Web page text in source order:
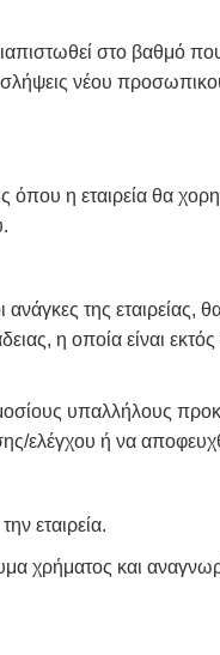
στο βαθμό που
νέου
όπου η εταιρεία θα
της εταιρείας,
η οποία είναι εκτός
υπαλλήλους
ελέγχου ή να
εταιρεία.
χρήματος και